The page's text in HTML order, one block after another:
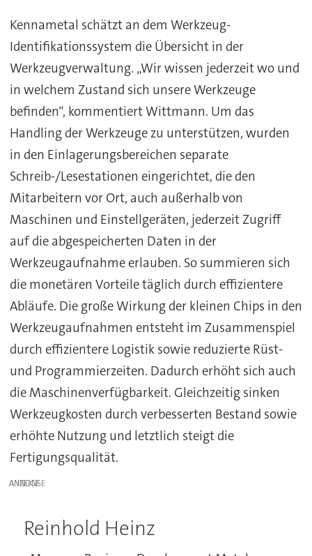
Kennametal schätzt an dem Werkzeug-
Identifikationssystem die Übersicht in der
Werkzeugverwaltung. „Wir wissen jederzeit wo und
in welchem Zustand sich unsere Werkzeuge
befinden“, kommentiert Wittmann. Um das
Handling der Werkzeuge zu unterstützen, wurden
in den Einlagerungsbereichen separate
Schreib-/Lesestationen eingerichtet, die den
Mitarbeitern vor Ort, auch außerhalb von
Maschinen und Einstellgeräten, jederzeit Zugriff
auf die abgespeicherten Daten in der
Werkzeugaufnahme erlauben. So summieren sich
die monetären Vorteile täglich durch effizientere
Abläufe. Die große Wirkung der kleinen Chips in den
Werkzeugaufnahmen entsteht im Zusammenspiel
durch effizientere Logistik sowie reduzierte Rüst-
und Programmierzeiten. Dadurch erhöht sich auch
die Maschinenverfügbarkeit. Gleichzeitig sinken
Werkzeugkosten durch verbesserten Bestand sowie
erhöhte Nutzung und letztlich steigt die
Fertigungsqualität.
ANZEIGE
Reinhold Heinz